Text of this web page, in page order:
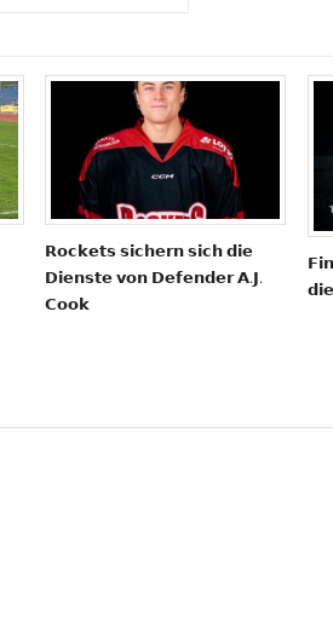
𝗥𝗼𝗰𝗸𝗲𝘁𝘀 𝘀𝗶𝗰𝗵𝗲𝗿𝗻 𝘀𝗶𝗰𝗵 𝗱𝗶𝗲
𝗗𝗶𝗲𝗻𝘀𝘁𝗲 𝘃𝗼𝗻 𝗗𝗲𝗳𝗲𝗻𝗱𝗲𝗿 𝗔.𝗝.
𝗖𝗼𝗼𝗸